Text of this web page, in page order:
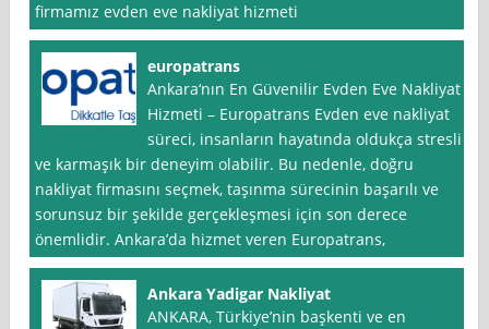
firmamız evden eve nakliyat hizmeti
europatrans
Ankara‘nın En Güvenilir Evden Eve Nakliyat
Hizmeti – Europatrans Evden eve nakliyat
süreci, insanların hayatında oldukça stresli
ve karmaşık bir deneyim olabilir. Bu nedenle, doğru
nakliyat firmasını seçmek, taşınma sürecinin başarılı ve
sorunsuz bir şekilde gerçekleşmesi için son derece
önemlidir. Ankara’da hizmet veren Europatrans,
Ankara Yadigar Nakliyat
ANKARA, Türkiye’nin başkenti ve en